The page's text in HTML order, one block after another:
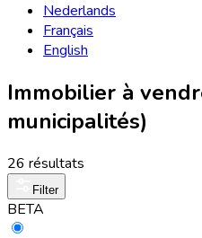
Nederlands
Français
English
Immobilier à
municipalités)
26 résultats
Filter
BETA